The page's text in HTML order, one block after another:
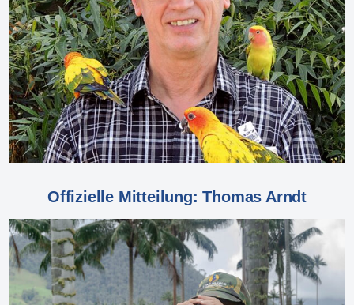
Offizielle Mitteilung: Thomas Arndt